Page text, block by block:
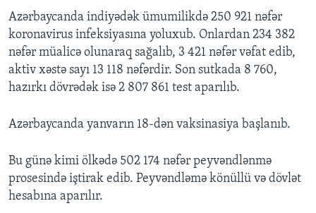
Azərbaycanda indiyədək ümumilikdə 250 921 nəfər
koronavirus infeksiyasına yoluxub. Onlardan 234 382
nəfər müalicə olunaraq sağalıb, 3 421 nəfər vəfat edib,
aktiv xəstə sayı 13 118 nəfərdir. Son sutkada 8 760,
hazırkı dövrədək isə 2 807 861 test aparılıb.
Azərbaycanda yanvarın 18-dən vaksinasiya başlanıb.
Bu günə kimi ölkədə 502 174 nəfər peyvəndlənmə
prosesində iştirak edib. Peyvəndləmə könüllü və dövlət
hesabına aparılır.